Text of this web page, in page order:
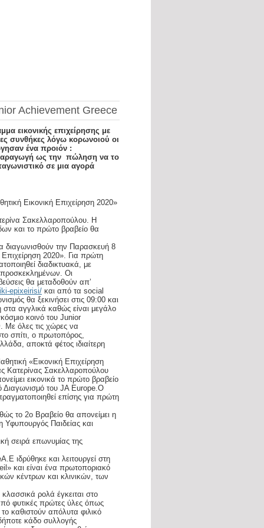
Achievement Greece
εικονικής επιχείρησης με
συνθήκες λόγω κορωνοιού οι
ένα προιόν :
ως την πώληση να το
σε μια αγορά
Εικονική Επιχείρηση 2020»
Σακελλαροπούλου. H
και το πρώτο βραβείο θα
διαγωνισθούν την Παρασκευή 8
2020». Για πρώτη
διαδικτυακά, με
προσκεκλημένων. Οι
θα μεταδοθούν απ’
epixeirisi/και από τα social
θα ξεκινήσει στις 09:00 και
στα αγγλικά καθώς είναι μεγάλο
κοινό του Junior
Με όλες τις χώρες να
σπίτι, ο πρωτοπόρος,
αποκτά φέτος ιδιαίτερη
«Εικονική Επιχείρηση
Κατερίνας Σακελλαροπούλου
εικονικά το πρώτο βραβείο
του JA Europe.Ο
επίσης για πρώτη
το 2ο Βραβείο θα απονείμει η
Υφυπουργός Παιδείας και
σειρά επωνυμίας της
ιδρύθηκε και λειτουργεί στη
και είναι ένα πρωτοποριακό
κέντρων και κλινικών, των
ρολά έγκειται στο
φυτικές πρώτες ύλες όπως
καθιστούν απόλυτα φιλικό
κάδο συλλογής